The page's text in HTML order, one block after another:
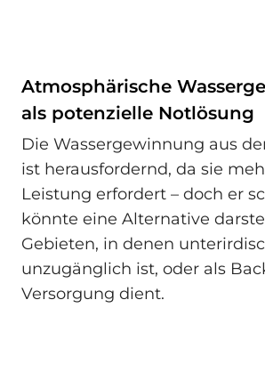
Atmosphärische
als potenzielle Notlösung
Die Wassergewinnung aus
ist herausfordernd, da sie
Leistung erfordert – doch er
könnte eine Alternative
Gebieten, in denen
unzugänglich ist, oder als
Versorgung dient.